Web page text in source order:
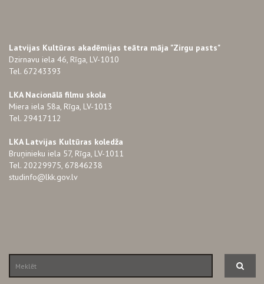
Latvijas Kultūras akadēmijas teātra māja "Zirgu pasts"
Dzirnavu iela 46, Rīga, LV-1010
Tel. 67243393
LKA Nacionālā filmu skola
Miera iela 58a, Rīga, LV-1013
Tel. 29417112
LKA Latvijas Kultūras koledža
Bruņinieku iela 57, Rīga, LV-1011
Tel. 20229975, 67846238
studinfo@lkk.gov.lv